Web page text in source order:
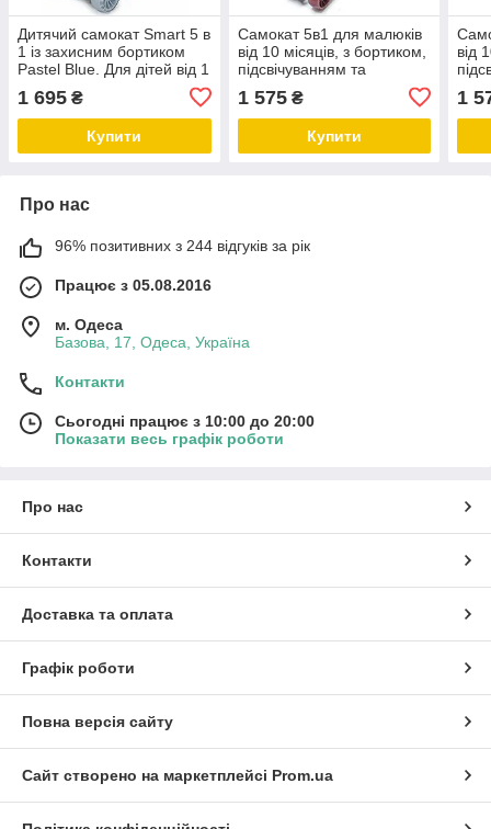
Дитячий самокат Smart 5 в
1 із захисним бортиком
Pastel Blue. Для дітей від 1
1 695 ₴
Купити
Самокат 5в1 для малюків
від 10 місяців, з бортиком,
підсвічуванням та
музикою BAQ. Білий колір
1 575₴
Купити
від
1
Про нас
96% позитивних з 244 відгуків за рік
Працює з 05.08.2016
м. Одеса
Базова, 17, Одеса, Україна
Контакти
Сьогодні працює з 10:00 до 20:00
Показати весь графік роботи
Про нас
Контакти
Доставка та оплата
Графік роботи
Повна версія сайту
Сайт створено на маркетплейсі Prom.ua